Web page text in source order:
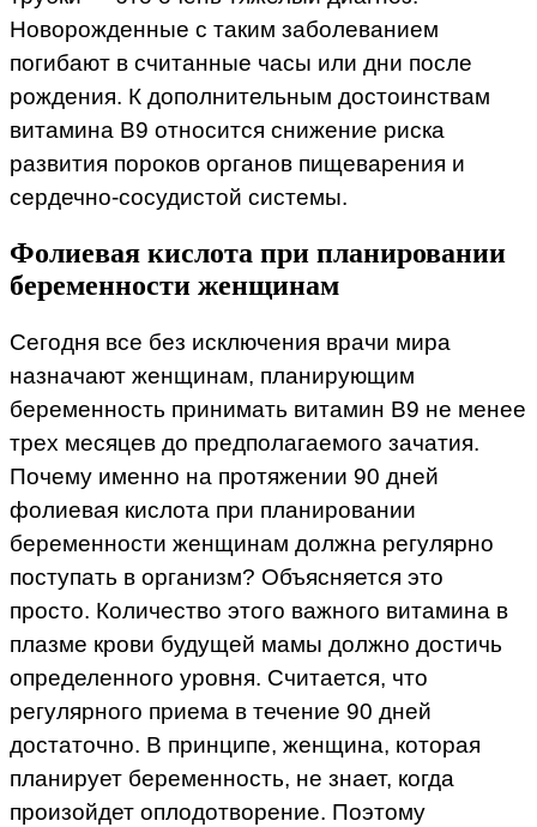
Новорожденные с таким заболеванием
погибают в считанные часы или дни после
рождения. К дополнительным достоинствам
витамина В9 относится снижение риска
развития пороков органов пищеварения и
сердечно-сосудистой системы.
Фолиевая кислота при планировании
беременности женщинам
Сегодня все без исключения врачи мира
назначают женщинам, планирующим
беременность принимать витамин В9 не менее
трех месяцев до предполагаемого зачатия.
Почему именно на протяжении 90 дней
фолиевая кислота при планировании
беременности женщинам должна регулярно
поступать в организм? Объясняется это
просто. Количество этого важного витамина в
плазме крови будущей мамы должно достичь
определенного уровня. Считается, что
регулярного приема в течение 90 дней
достаточно. В принципе, женщина, которая
планирует беременность, не знает, когда
произойдет оплодотворение. Поэтому